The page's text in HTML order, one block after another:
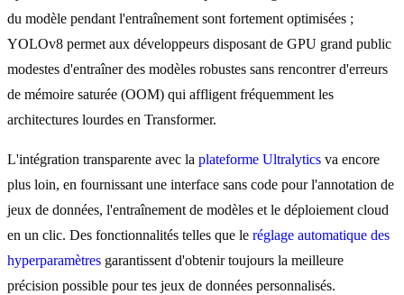
du modèle pendant l'entraînement sont fortement optimisées ;
YOLOv8 permet aux développeurs disposant de GPU grand public
modestes d'entraîner des modèles robustes sans rencontrer d'erreurs
de mémoire saturée (OOM) qui affligent fréquemment les
architectures lourdes en Transformer.
L'intégration transparente avec la plateforme Ultralytics va encore
plus loin, en fournissant une interface sans code pour l'annotation de
jeux de données, l'entraînement de modèles et le déploiement cloud
en un clic. Des fonctionnalités telles que le réglage automatique des
hyperparamètres garantissent d'obtenir toujours la meilleure
précision possible pour tes jeux de données personnalisés.